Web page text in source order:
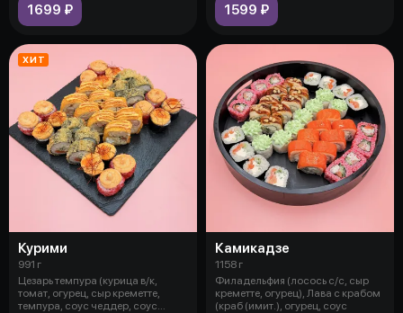
1699 ₽ 1599 ₽
ХИТ
Курими
991 г
Цезарь темпура (курица в/к,
томат, огурец, сыр креметте,
темпура, соус чеддер, соус
Камикадзе
1158 г
Филадельфия (лосось с/с, сыр
креметте, огурец), Лава с крабом
(краб (имит.), огурец, соус